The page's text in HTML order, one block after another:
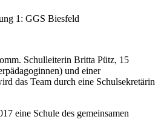
1: GGS Biesfeld
Schulleiterin Britta Pütz, 15
und einer
das Team durch eine Schulsekretärin
eine Schule des gemeinsamen